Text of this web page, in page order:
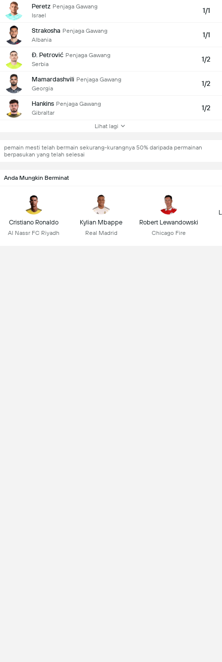
Peretz Penjaga Gawang
Israel
1/1
Strakosha Penjaga Gawang
Albania
1/1
Đ. Petrović Penjaga Gawang
Serbia
1/2
Mamardashvili Penjaga Gawang
Georgia
1/2
Hankins Penjaga Gawang
Gibraltar
1/2
Lihat lagi
pemain mesti telah bermain sekurang-kurangnya 50% daripada permainan
berpasukan yang telah selesai
Anda Mungkin Berminat
Cristiano Ronaldo
Al Nassr FC Riyadh
Kylian Mbappe
Real Madrid
Robert Lewandowski
Chicago Fire